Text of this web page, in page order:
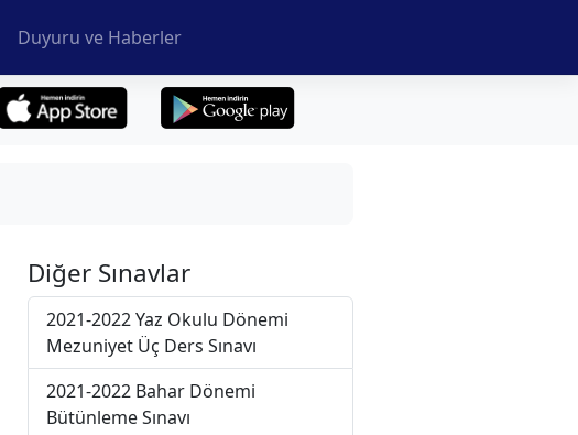
Duyuru ve Haberler
Diğer Sınavlar
2021-2022 Yaz Okulu Dönemi
Mezuniyet Üç Ders Sınavı
2021-2022 Bahar Dönemi
Bütünleme Sınavı